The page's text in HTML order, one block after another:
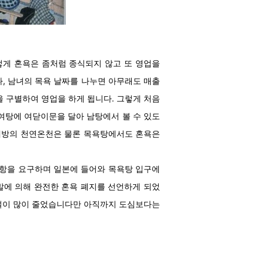
혼욕은 좀처럼 종식되지 않고 또 영업을
남녀의 목욕 날짜를 나누면 아무래도 매출
구별하여 영업을 하게 됩니다. 그렇게 처음
에 여닫이문을 달아 남탕에서 볼 수 있도
의 천연온천은 물론 목욕탕에서도 혼욕은
을 요구하며 일본에 들어와 목욕탕 입구에
의해 완전한 혼욕 폐지를 선언하게 되었
많이 줄었습니다만 아직까지 도심보다는